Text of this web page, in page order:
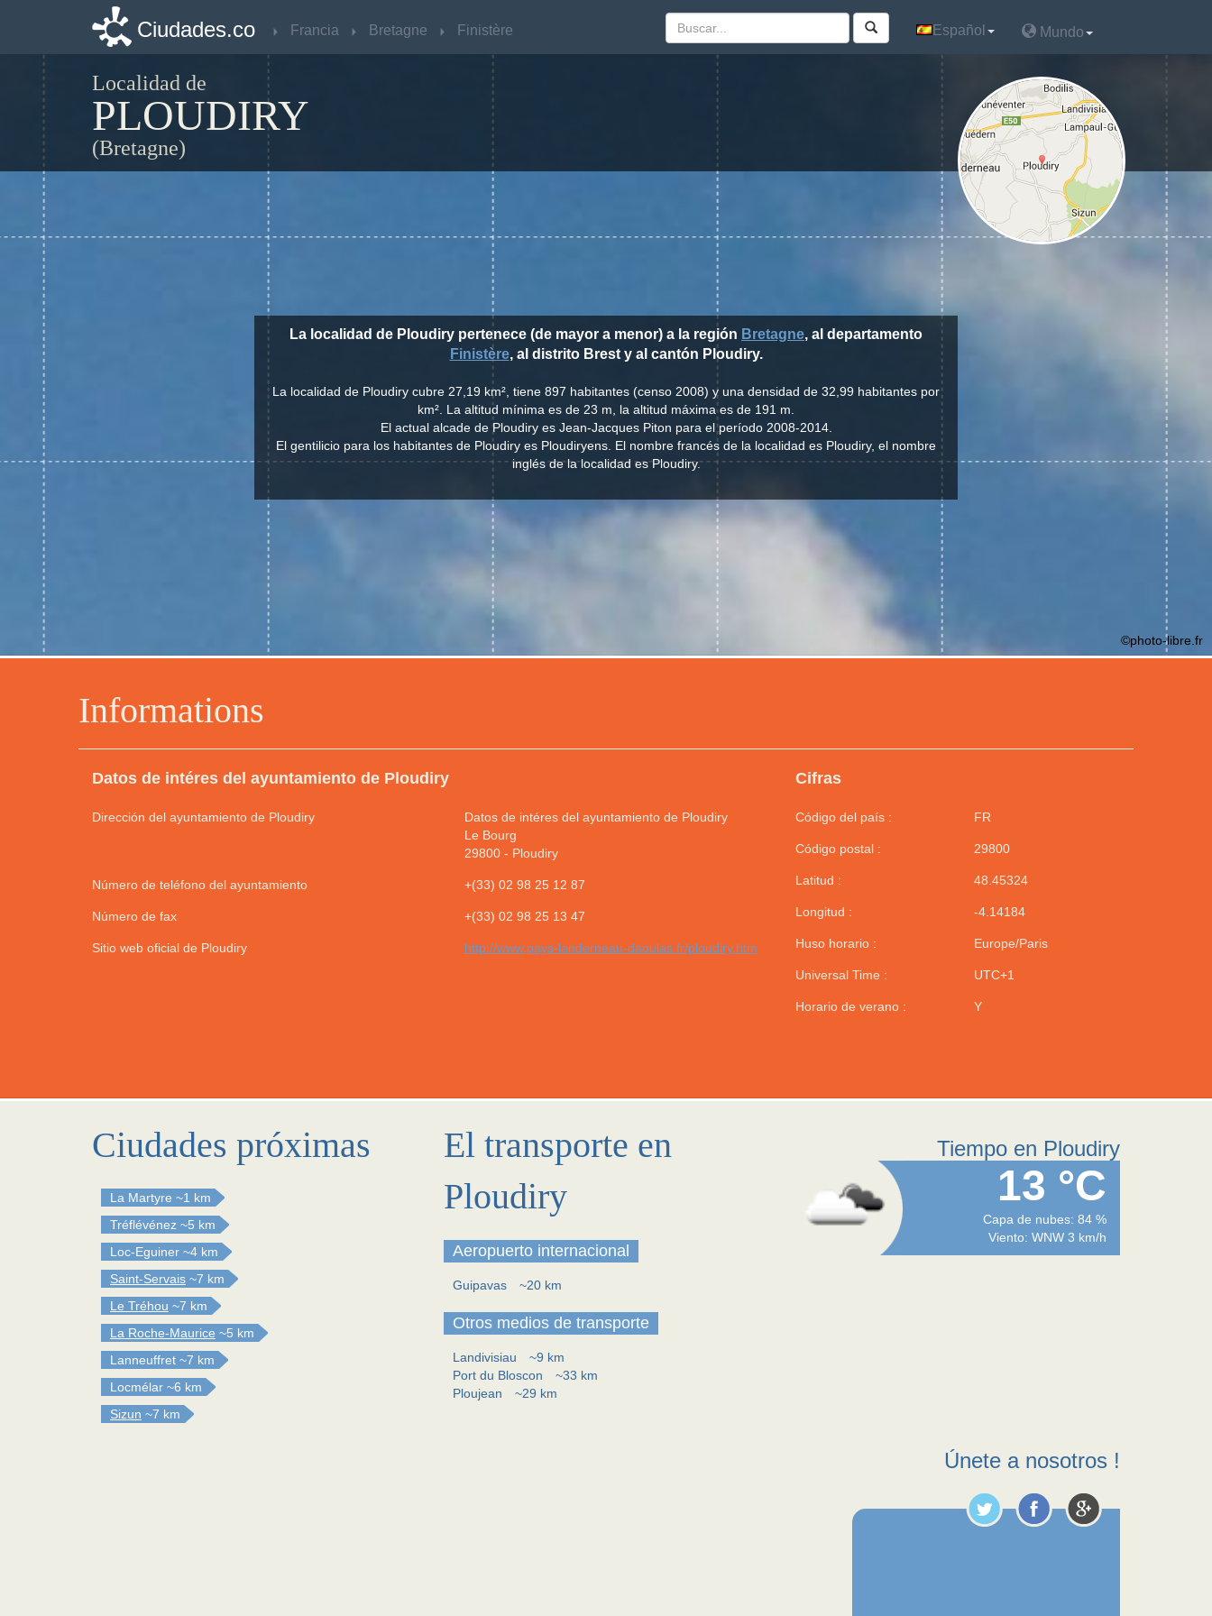
Ciudades.co Francia Bretagne Finistère Español Mundo
Localidad de
PLOUDIRY
(Bretagne)
Informations
Datos de intéres del ayuntamiento de Ploudiry
Dirección del ayuntamiento de Ploudiry
Datos de intéres del ayuntamiento de Ploudiry
Le Bourg
29800- Ploudiry
Número de teléfono del ayuntamiento +(33) 02 98 25 12 87
Número de fax +(33) 02 98 25 13 47
Sitio web oficial de Ploudiry http://www.pays-landerneau-daoulas.fr/ploudiry.htm
Cifras
Código del país : FR
Código postal : 29800
Latitud : 48.45324
Longitud : -4.14184
Huso horario : Europe/Paris
Universal Time : UTC+1
Horario de verano : Y
La localidad de Ploudiry pertenece (de mayor a menor) a la región Bretagne, al departamento
Finistère, al distrito Brest y al cantón Ploudiry.
La localidad de Ploudiry cubre 27,19 km², tiene 897 habitantes (censo 2008) y una densidad de 32,99 habitantes por
km². La altitud mínima es de 23 m, la altitud máxima es de 191 m.
El actual alcade de Ploudiry es Jean-Jacques Piton para el período 2008-2014.
El gentilicio para los habitantes de Ploudiry es Ploudiryens. El nombre francés de la localidad es Ploudiry, el nombre
inglés de la localidad es Ploudiry.
©photo-libre.fr
Ciudades próximas
La Martyre ~1 km
Tréflévénez ~5 km
Loc-Eguiner ~4 km
Saint-Servais ~7 km
Le Tréhou ~7 km
La Roche-Maurice ~5 km
Lanneuffret ~7 km
Locmélar ~6 km
Sizun ~7 km
El transporte en
Ploudiry
Aeropuerto internacional
Guipavas ~20 km
Otros medios de transporte
Landivisiau
~9 km
Port du Bloscon
~33 km
Ploujean
~29 km
Tiempo en Ploudiry
13 °C
Capa de nubes: 84 %
Viento: WNW 3 km/h
Únete a nosotros !
Ciudades.co Francia Bretagne Finistère Español Mundo